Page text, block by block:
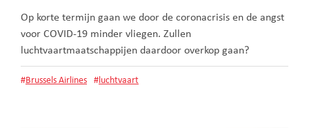
Op korte termijn gaan we door de coronacrisis en de angst
voor COVID-19 minder vliegen. Zullen
luchtvaartmaatschappijen daardoor overkop gaan?
#Brussels Airlines #luchtvaart